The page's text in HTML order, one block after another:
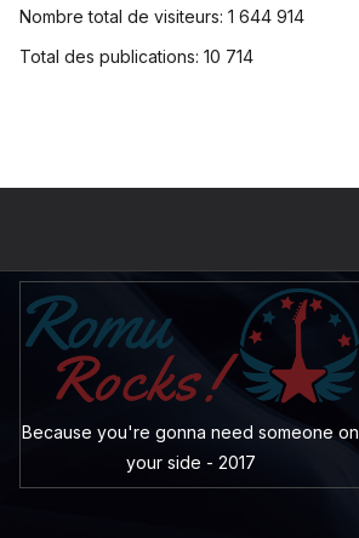
Nombre total de visiteurs: 1 644 914
Total des publications: 10 714
Because you're gonna need someone on
your side - 2017